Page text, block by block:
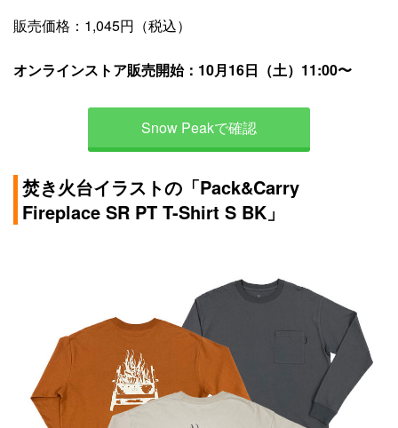
販売価格：1,045円（税込）
オンラインストア販売開始：10月16日（土）11:00〜
Snow Peakで確認
焚き火台イラストの「Pack&Carry
Fireplace SR PT T-Shirt S BK」